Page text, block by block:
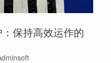
保持高效运作的